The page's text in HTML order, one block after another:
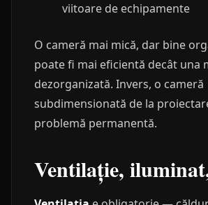
viitoare de echipamente
O cameră mai mică, dar bine
poate fi mai eficientă decât una
dezorganizată. Invers, o cameră
subdimensionată de la
problemă permanentă.
Ventilație,